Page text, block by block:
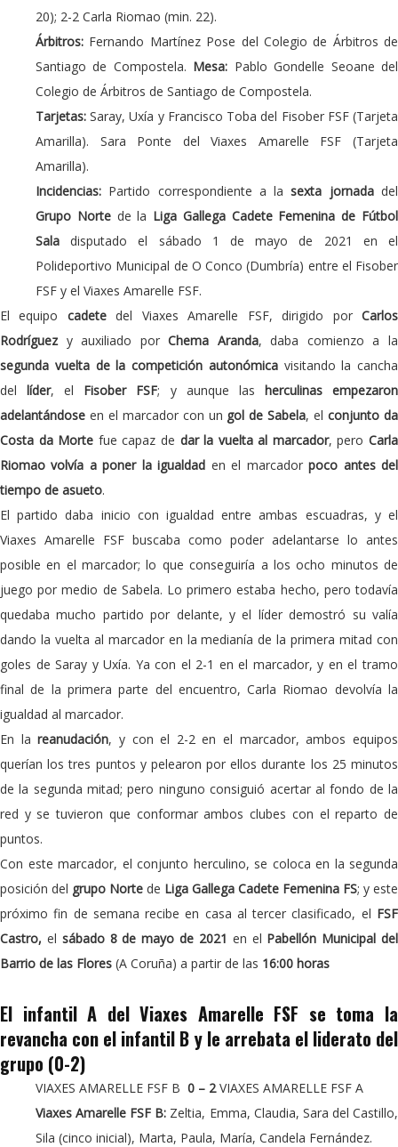
20); 2-2 Carla Riomao (min. 22).
Árbitros: Fernando Martínez Pose del Colegio de Árbitros de
Santiago de Compostela. Mesa: Pablo Gondelle Seoane del
Colegio de Árbitros de Santiago de Compostela.
Tarjetas:Saray, Uxía y Francisco Toba del Fisober FSF (Tarjeta
Amarilla). Sara Ponte del Viaxes Amarelle FSF (Tarjeta
Amarilla).
Incidencias: Partido correspondiente a lasexta jornadadel
Grupo Nortede la Liga Gallega Cadete Femenina de Fútbol
Sala disputado el sábado 1 de mayo de 2021 en el
Polideportivo Municipal de O Conco (Dumbría) entre el Fisober
FSF y el Viaxes Amarelle FSF.
El equipo cadetedel Viaxes Amarelle FSF, dirigido porCarlos
Rodríguezy auxiliado porChema Aranda, daba comienzo a la
segunda vuelta de la competición autonómicavisitando la cancha
dellíder, el Fisober FSF; y aunque las herculinas empezaron
adelantándose en el marcador con un gol de Sabela, elconjunto da
Costa da Morte fue capaz de dar la vuelta al marcador, peroCarla
Riomao volvía a poner la igualdad en el marcadorpoco antes del
tiempo de asueto.
El partido daba inicio con igualdad entre ambas escuadras, y el
Viaxes Amarelle FSF buscaba como poder adelantarse lo antes
posible en el marcador; lo que conseguiría a los ocho minutos de
juego por medio de Sabela. Lo primero estaba hecho, pero todavía
quedaba mucho partido por delante, y el líder demostró su valía
dando la vuelta al marcador en la medianía de la primera mitad con
goles de Saray y Uxía. Ya con el 2-1 en el marcador, y en el tramo
final de la primera parte del encuentro, Carla Riomao devolvía la
igualdad al marcador.
En lareanudación, y con el 2-2 en el marcador, ambos equipos
querían los tres puntos y pelearon por ellos durante los 25 minutos
de la segunda mitad; pero ninguno consiguió acertar al fondo de la
red y se tuvieron que conformar ambos clubes con el reparto de
puntos.
Con este marcador, el conjunto herculino, se coloca en la segunda
posición del grupo Norte de Liga Gallega Cadete Femenina FS; y este
próximo fin de semana recibe en casa al tercer clasificado, el FSF
Castro, el sábado 8 de mayo de 2021 en el Pabellón Municipal del
Barrio de las Flores (A Coruña) a partir de las 16:00 horas
El infantil A del Viaxes Amarelle FSF se toma la
revancha con el infantil B y le arrebata el liderato del
grupo (0-2)
VIAXES AMARELLE FSF B 0 – 2VIAXES AMARELLE FSF A
Viaxes Amarelle FSF B: Zeltia, Emma, Claudia, Sara del Castillo,
Sila (cinco inicial), Marta, Paula, María, Candela Fernández.